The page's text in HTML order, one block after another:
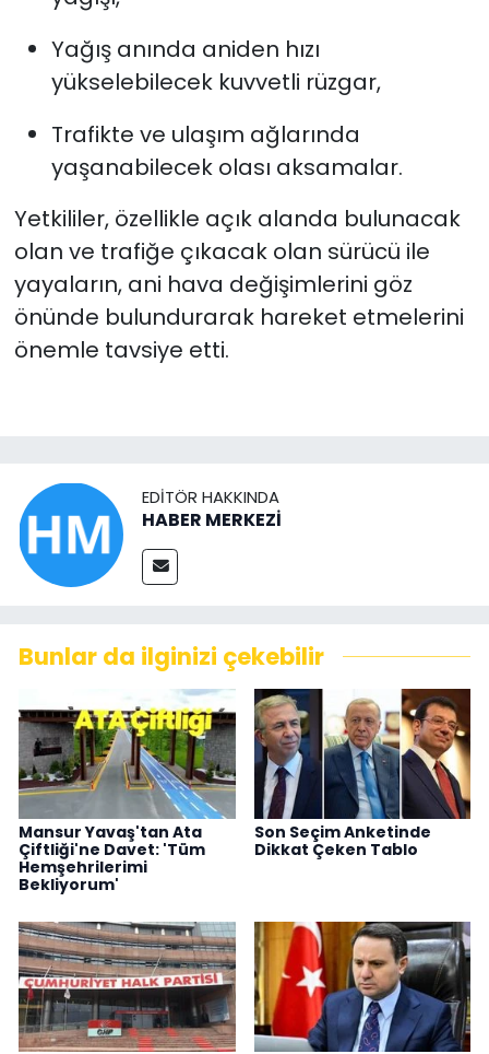
Yağış anında aniden hızı
yükselebilecek kuvvetli rüzgar,
Trafikte ve ulaşım ağlarında
yaşanabilecek olası aksamalar.
Yetkililer, özellikle açık alanda bulunacak
olan ve trafiğe çıkacak olan sürücü ile
yayaların, ani hava değişimlerini göz
önünde bulundurarak hareket etmelerini
önemle tavsiye etti.
EDITÖR HAKKINDA
HABER MERKEZİ
Bunlar da ilginizi çekebilir
Mansur Yavaş'tan Ata
Çiftliği'ne Davet: 'Tüm
Hemşehrilerimi
Bekliyorum'
Son Seçim Anketinde
Dikkat Çeken Tablo